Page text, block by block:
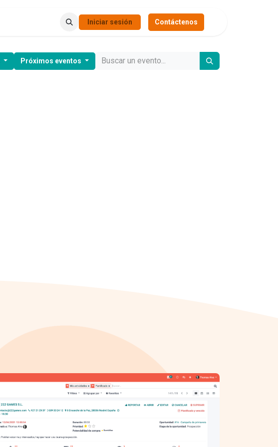
Iniciar sesión Contáctenos
Próximos eventos